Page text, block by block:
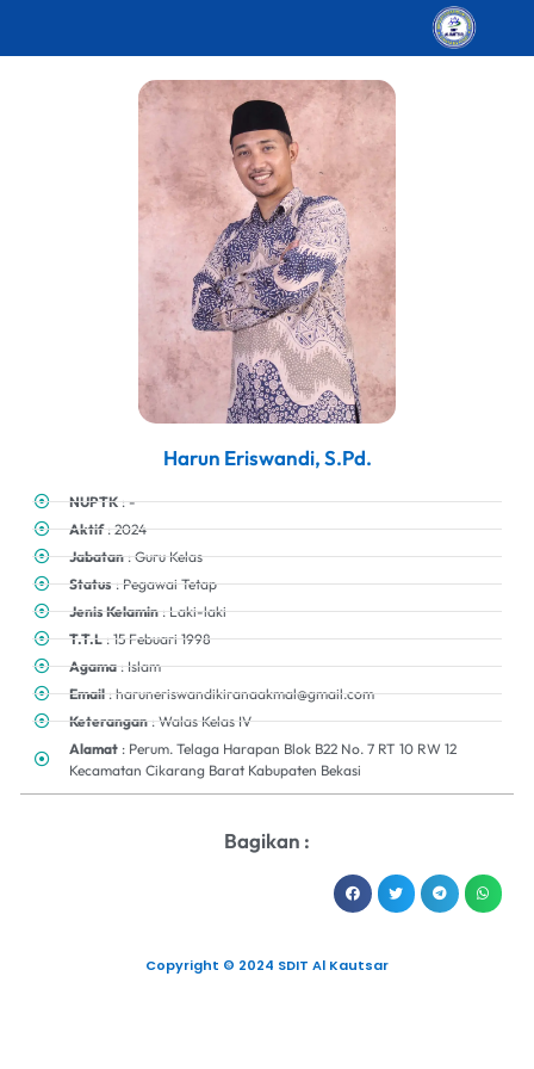
Harun Eriswandi, S.Pd.
NUPTK: -
Aktif: 2024
Jabatan: Guru Kelas
Status: Pegawai Tetap
Jenis Kelamin: Laki-laki
T.T.L: 15 Febuari 1998
Agama: Islam
Email: haruneriswandikiranaakmal@gmail.com
Keterangan: Walas Kelas IV
Alamat : Perum. Telaga Harapan Blok B22 No. 7 RT 10 RW 12
Kecamatan Cikarang Barat Kabupaten Bekasi
Bagikan :
Copyright © 2024 SDIT Al Kautsar